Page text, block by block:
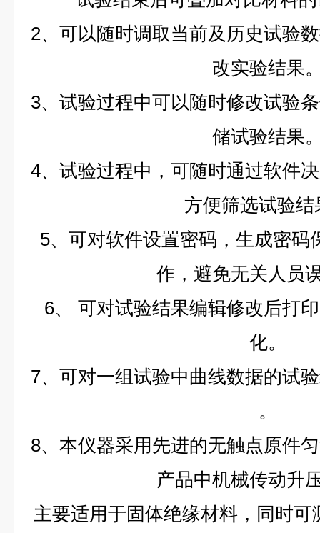
2、可以随时调取当前及历史试验
改实验结果
3、试验过程中可以随时修改试验
储试验结果
4、试验过程中，可随时通过软件
方便筛选试验结
5、可对软件设置密码，生成密码
作，避免无关人员
6、
可对试验结果编辑修改后打
化。
7、可对一组试验中曲线数据的试
。
8、本仪器采用先进的无触点原件
产品中机械传动升
主要适用于固体绝缘材料，同时可